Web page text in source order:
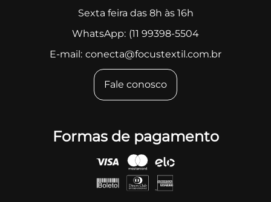
Sexta feira das 8h às 16h
WhatsApp: (11 99398-5504
E-mail: conecta@focustextil.com.br
Fale conosco
Formas de pagamento